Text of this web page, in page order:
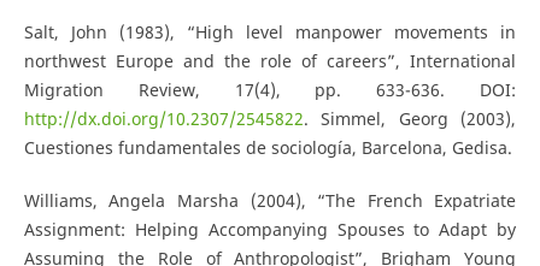
Salt, John (1983), “High level manpower movements in
northwest Europe and the role of careers”, International
Migration Review, 17(4), pp. 633-636. DOI:
http://dx.doi.org/10.2307/2545822. Simmel, Georg (2003),
Cuestiones fundamentales de sociología, Barcelona, Gedisa.
Williams, Angela Marsha (2004), “The French Expatriate
Assignment: Helping Accompanying Spouses to Adapt by
Assuming the Role of Anthropologist”, Brigham Young